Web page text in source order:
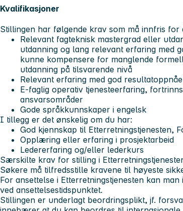
Kvalifikasjoner
Stillingen har følgende krav som må innfris
Relevant fagteknisk mastergrad eller
utdanning og lang relevant erfaring med
kunne kompensere for manglende
utdanning på tilsvarende nivå
Relevant erfaring med god
E-faglig operativ tjenesteerfaring,
ansvarsområder
Gode språkkunnskaper i engelsk
I tillegg er det ønskelig om du har:
God kjennskap til Etterretningstjenesten,
Opplæring eller erfaring i prosjektarbeid
Ledererfaring og/eller lederkurs
Særskilte krav for stilling i
Søkere må tilfredsstille kravene til høyeste
For ansettelse i Etterretningstjenesten kan
ved ansettelsestidspunktet.
Stillingen er underlagt beordringsplikt, jf.